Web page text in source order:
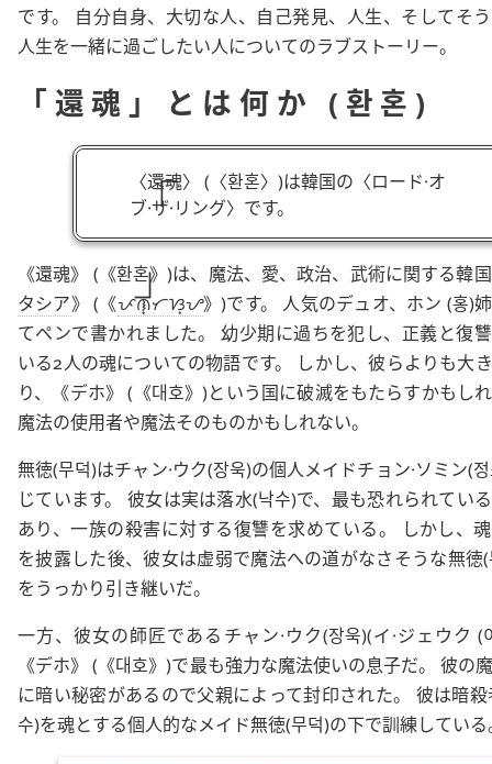
です。 自分自身、大切な人、自己発見、人生、そしてそ
人生を一緒に過ごしたい人についてのラブストーリー。
「還魂」とは何か (환혼)
還魂 ( 환혼 )は韓国の
ロード·オ
ブ·ザ·リング
です。
還魂 ( 환혼
)は、魔法、愛、政治、武術に関する韓
タシア
( ᜉᜈ᜔ᜆᜐ᜔ᜌ )です。 人気のデュオ、 ホン (홍)
てペンで書かれました。 幼少期に過ちを犯し、正義と復
いる2人の魂についての物語です。 しかし、彼らよりも大
り、
デホ ( 대호
)という国に破滅をもたらすかもし
魔法の使用者や魔法そのものかもしれない。
無徳(무덕)はチャン·ウク(장욱)の個人メイドチョン·ソミン(
じています。 彼女は実は落水(낙수)で、最も恐れられてい
あり、一族の殺害に対する復讐を求めている。 しかし、
を披露した後、彼女は虚弱で魔法への道がなさそうな無徳(
をうっかり引き継いだ。
一方、彼女の師匠である チャン·ウク(장욱)(イ·ジェウク (
デホ
( 대호
)で最も強力な魔法使いの息子だ。 彼の
に暗い秘密があるので父親によって封印された。 彼は暗殺
수)を魂とする個人的なメイド無徳(무덕)の下で訓練している